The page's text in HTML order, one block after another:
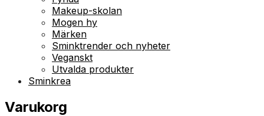
Makeup-skolan
Mogen hy
Märken
Sminktrender och nyheter
Veganskt
Utvalda produkter
Sminkrea
Varukorg